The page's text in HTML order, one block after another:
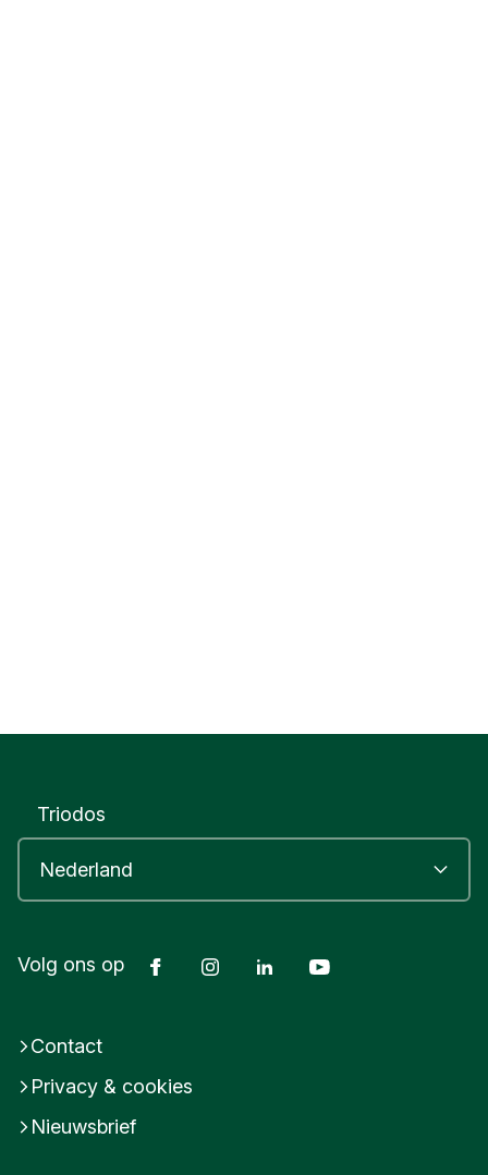
Triodos
Volg ons op FacebookInstagramLinkedIn
Contact
Privacy & cookies
Nieuwsbrief